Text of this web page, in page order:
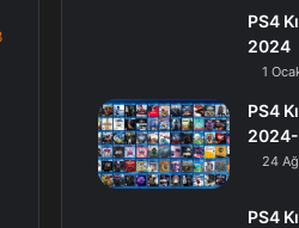
PS4
2024
1
PS4
24
PS4